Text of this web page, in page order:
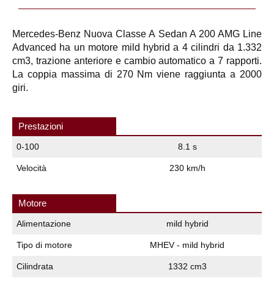
Mercedes-Benz Nuova Classe A Sedan A 200 AMG Line
Advanced ha un motore mild hybrid a 4 cilindri da 1.332
cm3, trazione anteriore e cambio automatico a 7 rapporti.
La coppia massima di 270 Nm viene raggiunta a 2000
giri.
Prestazioni
0-100 8.1 s
Velocità 230 km/h
Motore
Alimentazione mild hybrid
Tipo di motore MHEV - mild hybrid
Cilindrata 1332 cm3